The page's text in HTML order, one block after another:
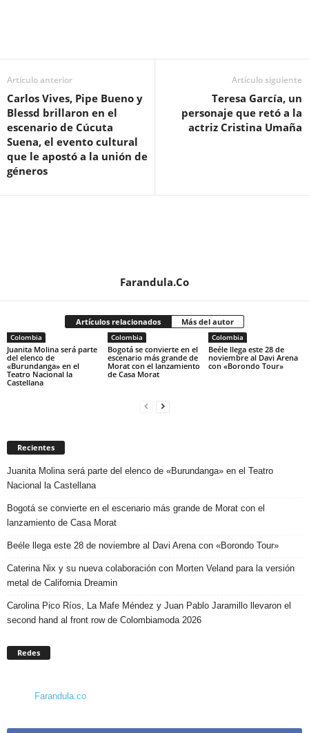
Artículo anterior
Carlos Vives, Pipe Bueno y
Blessd brillaron en el
escenario de Cúcuta
Suena, el evento cultural
que le apostó a la unión de
géneros
Artículo siguiente
Teresa García, un
personaje que retó a la
actriz Cristina Umaña
Farandula.Co
Artículos relacionados Más del autor
Colombia
Juanita Molina será parte
del elenco de
«Burundanga» en el
Teatro Nacional la
Castellana
Colombia
Bogotá se convierte en el
escenario más grande de
Morat con el lanzamiento
de Casa Morat
Colombia
Beéle llega este 28 de
noviembre al Davi Arena
con «Borondo Tour»
Recientes
Juanita Molina será parte del elenco de «Burundanga» en el Teatro
Nacional la Castellana
Bogotá se convierte en el escenario más grande de Morat con el
lanzamiento de Casa Morat
Beéle llega este 28 de noviembre al Davi Arena con «Borondo Tour»
Caterina Nix y su nueva colaboración con Morten Veland para la versión
metal de California Dreamin
Carolina Pico Ríos, La Mafe Méndez y Juan Pablo Jaramillo llevaron el
second hand al front row de Colombiamoda 2026
Redes
Farandula.co